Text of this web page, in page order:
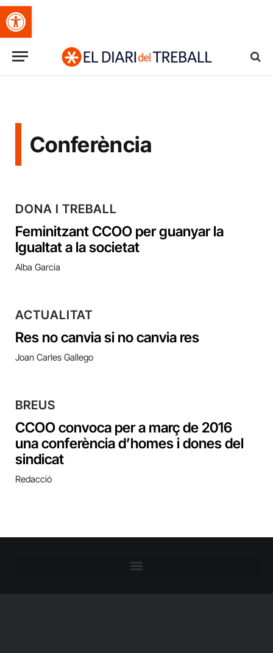
Obre la barra d'eines
Conferència
DONA I TREBALL
Feminitzant CCOO per guanyar la
Igualtat a la societat
Alba Garcia
ACTUALITAT
Res no canvia si no canvia res
Joan Carles Gallego
BREUS
CCOO convoca per a març de 2016
una conferència d’homes i dones del
sindicat
Redacció